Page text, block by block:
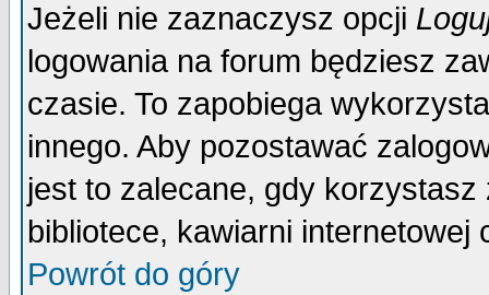
Jeżeli nie zaznaczysz opcji
logowania na forum będziesz
czasie. To zapobiega
innego. Aby pozostawać
jest to zalecane, gdy
bibliotece, kawiarni internetowej
Powrót do góry